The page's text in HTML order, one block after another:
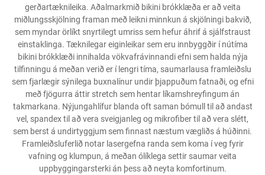
gerðartæknileika. Aðalmarkmið bikini brókklæða er að veita
miðlungsskjölning framan með leikni minnkun á skjölningi bakvið,
sem myndar örlíkt snyrtilegt umriss sem hefur áhrif á sjálfstraust
einstaklinga. Tæknilegar eiginleikar sem eru innbyggðir í nútíma
bikini brókklæði innihalda vökvafrávinnandi efni sem halda nýja
tilfinningu á meðan verið er í lengri tíma, saumarlausa framleiðslu
sem fjarlægir sýnilega buxnalínur undir þjappuðum fatnaði, og efni
með fjögurra áttir stretch sem hentar líkamshreyfingum án
takmarkana. Nýjungahlífur blanda oft saman bómull til að andast
vel, spandex til að vera sveigjanleg og mikrofiber til að vera slétt,
sem berst á undirtyggjum sem finnast næstum vægliðs á húðinni.
Framleiðsluferlið notar lasergefna randa sem koma í veg fyrir
vafning og klumpun, á meðan ólíklega settir saumar veita
uppbyggingarsterki án þess að neyta komfortinum.